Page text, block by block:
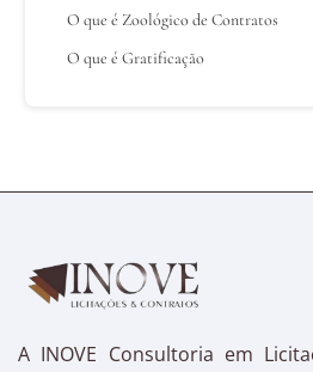
O que é Zoológico de Contratos
O que é Gratificação
A INOVE Consultoria em